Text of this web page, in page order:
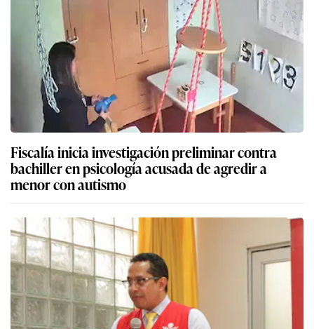
Fiscalía inicia investigación preliminar contra
bachiller en psicología acusada de agredir a
menor con autismo